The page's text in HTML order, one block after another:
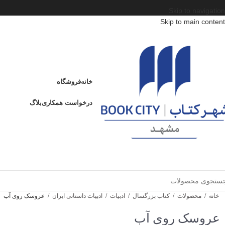
Skip to main content
خانهفروشگاه
درخواست همکاریبلاگ
خانه / محصولات / کتاب بزرگسال / ادبیات / ادبیات داستانی ایران / عروسک روی آب
عروسک روی آب